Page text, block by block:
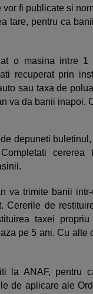
fi publicate si
tare, pentru ca
o masina intre
recuperat prin
sau taxa de
va da banii inapoi.
depuneti
va trimite banii
Cererile de
taxei
pe 5 ani. Cu alte
la ANAF, pentru
de aplicare ale